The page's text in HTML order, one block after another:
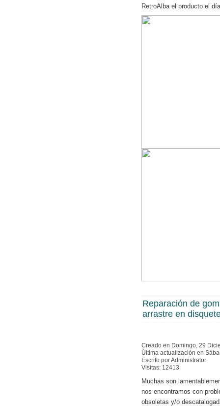
RetroAlba el producto el
Reparación de
arrastre en
Creado en Domingo, 29
Última actualización en
Escrito por Administrator
Visitas: 12413
Muchas son
nos encontramos con
obsoletas y/o